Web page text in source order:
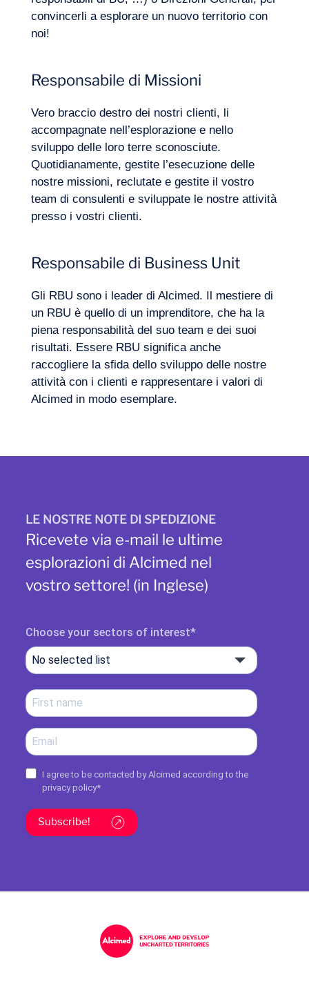
convincerli a esplorare un nuovo territorio con
noi!
Responsabile di Missioni
Vero braccio destro dei nostri clienti, li
accompagnate nell’esplorazione e nello
sviluppo delle loro terre sconosciute.
Quotidianamente, gestite l’esecuzione delle
nostre missioni, reclutate e gestite il vostro
team di consulenti e sviluppate le nostre attività
presso i vostri clienti.
Responsabile di Business Unit
Gli RBU sono i leader di Alcimed. Il mestiere di
un RBU è quello di un imprenditore, che ha la
piena responsabilità del suo team e dei suoi
risultati. Essere RBU significa anche
raccogliere la sfida dello sviluppo delle nostre
attività con i clienti e rappresentare i valori di
Alcimed in modo esemplare.
LE NOSTRE NOTE DI SPEDIZIONE
Ricevete via e-mail le ultime
esplorazioni di Alcimed nel
vostro settore! (in Inglese)
Choose your sectors of interest
No selected list
I agree to be contacted by Alcimed according to the
privacy policy*
Subscribe!